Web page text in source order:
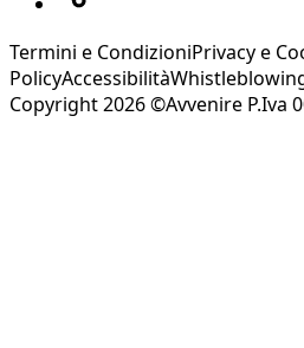
Termini e CondizioniPrivacy e
PolicyAccessibilità
Copyright 2026 ©Avvenire P.Iva